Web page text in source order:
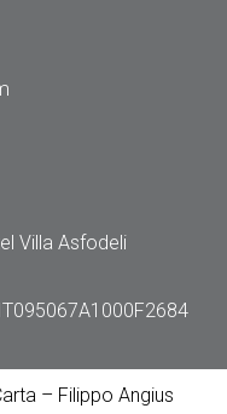
Villa Asfodeli
– Filippo Angius